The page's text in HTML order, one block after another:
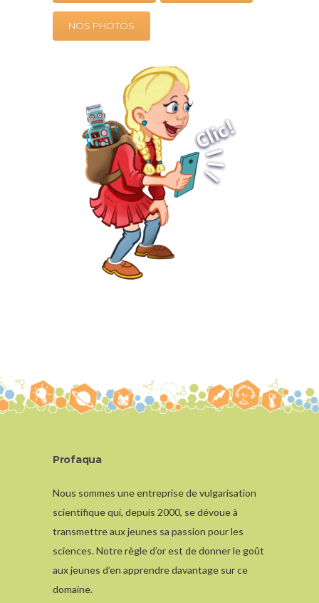
NOS PHOTOS
Profaqua
Nous sommes une entreprise de vulgarisation
scientifique qui, depuis 2000, se dévoue à
transmettre aux jeunes sa passion pour les
sciences. Notre règle d’or est de donner le goût
aux jeunes d’en apprendre davantage sur ce
domaine.